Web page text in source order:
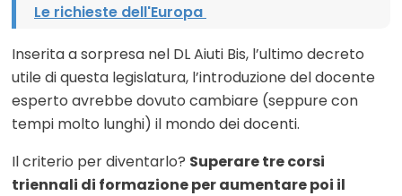
Le richieste dell'Europa
Inserita a sorpresa nel DL Aiuti Bis, l’ultimo decreto
utile di questa legislatura, l’introduzione del docente
esperto avrebbe dovuto cambiare (seppure con
tempi molto lunghi) il mondo dei docenti.
Il criterio per diventarlo? Superare tre corsi
triennali di formazione per aumentare poi il